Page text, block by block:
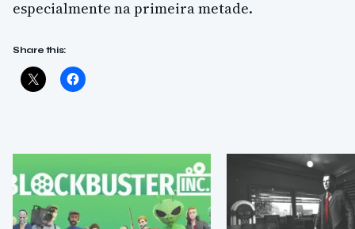
especialmente na primeira metade.
Share this: